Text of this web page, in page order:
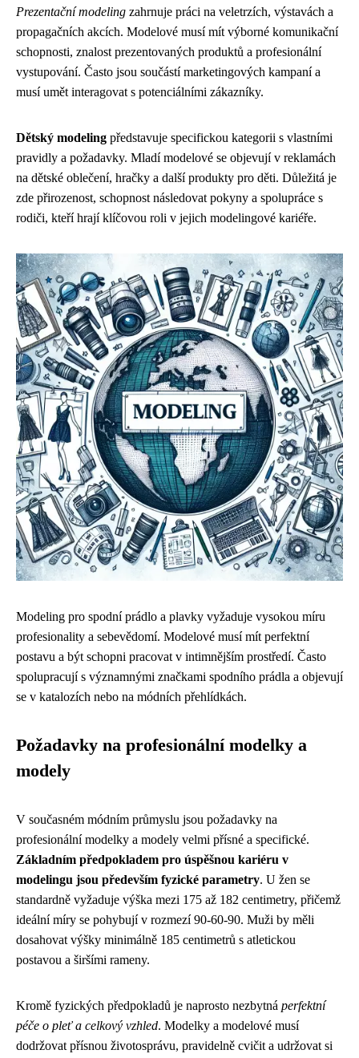
Prezentační modeling zahrnuje práci na veletrzích, výstavách a
propagačních akcích. Modelové musí mít výborné komunikační
schopnosti, znalost prezentovaných produktů a profesionální
vystupování. Často jsou součástí marketingových kampaní a
musí umět interagovat s potenciálními zákazníky.
Dětský modeling představuje specifickou kategorii s vlastními
pravidly a požadavky. Mladí modelové se objevují v reklamách
na dětské oblečení, hračky a další produkty pro děti. Důležitá je
zde přirozenost, schopnost následovat pokyny a spolupráce s
rodiči, kteří hrají klíčovou roli v jejich modelingové kariéře.
Modeling pro spodní prádlo a plavky vyžaduje vysokou míru
profesionality a sebevědomí. Modelové musí mít perfektní
postavu a být schopni pracovat v intimnějším prostředí. Často
spolupracují s významnými značkami spodního prádla a objevují
se v katalozích nebo na módních přehlídkách.
Požadavky na profesionální modelky a
modely
V současném módním průmyslu jsou požadavky na
profesionální modelky a modely velmi přísné a specifické.
Základním předpokladem pro úspěšnou kariéru v
modelingu jsou především fyzické parametry. U žen se
standardně vyžaduje výška mezi 175 až 182 centimetry, přičemž
ideální míry se pohybují v rozmezí 90-60-90. Muži by měli
dosahovat výšky minimálně 185 centimetrů s atletickou
postavou a širšími rameny.
Kromě fyzických předpokladů je naprosto nezbytná perfektní
péče o pleť a celkový vzhled. Modelky a modelové musí
dodržovat přísnou životosprávu, pravidelně cvičit a udržovat si